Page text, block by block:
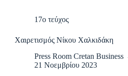
17ο τεύχος
Χαιρετισμός Νίκου Χαλκιδάκη
Press Room Cretan Business
21 Νοεμβρίου 2023